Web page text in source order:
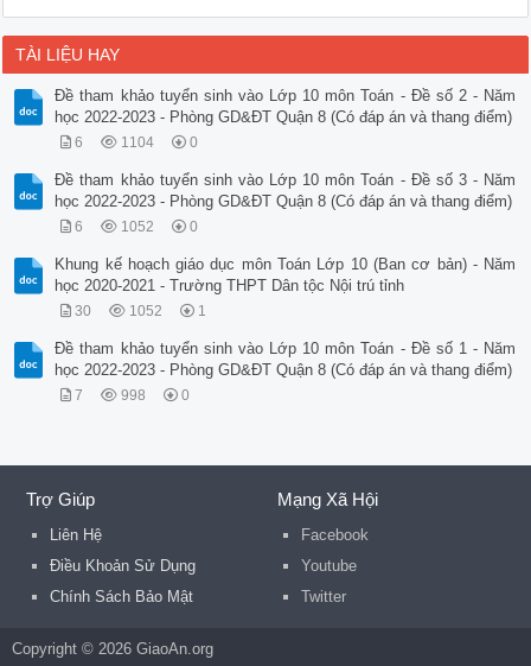
TÀI LIỆU HAY
Đề tham khảo tuyển sinh vào Lớp 10 môn Toán - Đề số 2 - Năm
học 2022-2023 - Phòng GD&ĐT Quận 8 (Có đáp án và thang điểm)
6 1104 0
Đề tham khảo tuyển sinh vào Lớp 10 môn Toán - Đề số 3 - Năm
học 2022-2023 - Phòng GD&ĐT Quận 8 (Có đáp án và thang điểm)
6 1052 0
Khung kế hoạch giáo dục môn Toán Lớp 10 (Ban cơ bản) - Năm
học 2020-2021 - Trường THPT Dân tộc Nội trú tỉnh
30 1052 1
Đề tham khảo tuyển sinh vào Lớp 10 môn Toán - Đề số 1 - Năm
học 2022-2023 - Phòng GD&ĐT Quận 8 (Có đáp án và thang điểm)
7 998 0
Trợ Giúp
Liên Hệ
Điều Khoản Sử Dụng
Chính Sách Bảo Mật
Mạng Xã Hội
Facebook
Youtube
Twitter
Copyright © 2026 GiaoAn.org